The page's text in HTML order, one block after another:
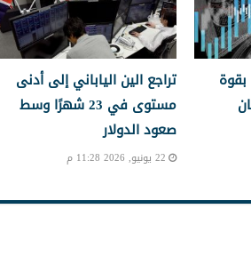
بقوة
تراجع الين الياباني إلى أدنى
مستوى في 23 شهرًا وسط
صعود الدولار
22 يونيو, 2026 11:28 م